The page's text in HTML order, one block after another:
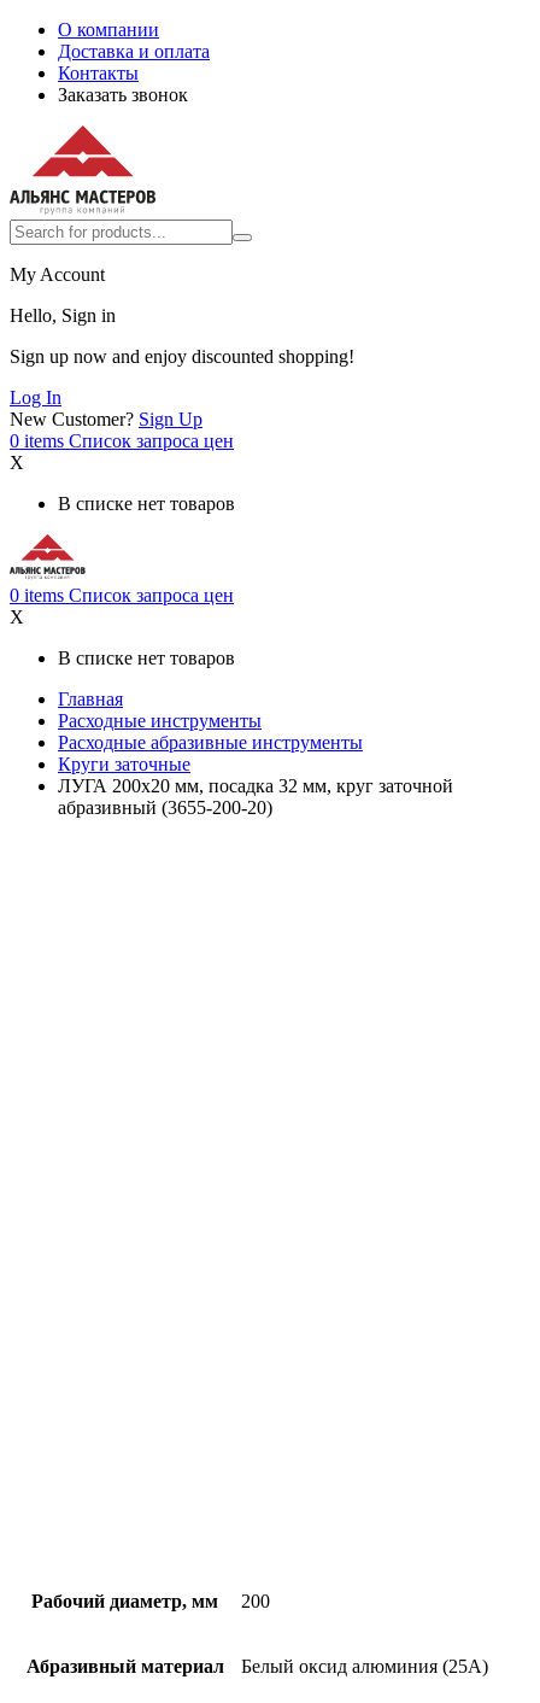
О компании
Доставка и оплата
Контакты
Заказать звонок
My Account
Hello, Sign in
Sign up now and enjoy discounted shopping!
Log In
New Customer? Sign Up
0 items Список запроса цен
X
В списке нет товаров
0 items Список запроса цен
X
В списке нет товаров
Главная
Расходные инструменты
Расходные абразивные инструменты
Круги заточные
ЛУГА 200х20 мм, посадка 32 мм, круг заточной
абразивный (3655-200-20)
Рабочий диаметр, мм 200
Абразивный материал Белый оксид алюминия (25А)